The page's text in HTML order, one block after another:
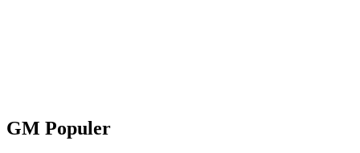
GM Populer